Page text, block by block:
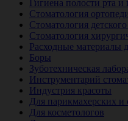
Гигиена полости рта и
Стоматология
Стоматология
Стоматология
Расходные материалы
Боры
Зуботехническая
Инструментарий
Индустрия красоты
Для парикмахерских и
Для косметологов